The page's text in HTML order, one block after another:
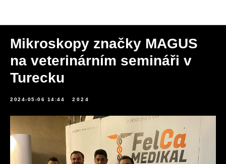
Mikroskopy značky MAGUS
na veterinárním semináři v
Turecku
2024-05-06 14:44 2024